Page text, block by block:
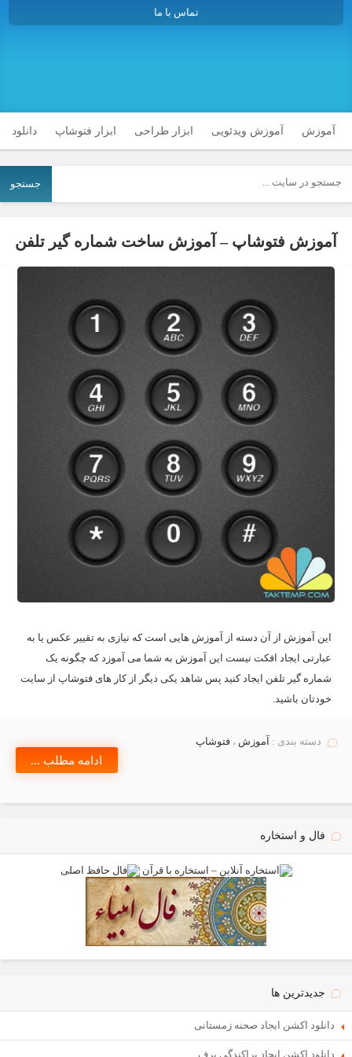
تماس با ما
آموزش آموزش ویدئویی ابزار طراحی ابزار فتوشاپ دانلود
جستجو
آموزش فتوشاپ – آموزش ساخت شماره گیر تلفن
این آموزش از آن دسته از آموزش هایی است که نیازی به تقییر عکس یا به
عبارتی ایجاد افکت نیست این آموزش به شما می آموزد که چگونه یک
شماره گیر تلفن ایجاد کنید پس شاهد یکی دیگر از کار های فتوشاپ از سایت
خودتان باشید.
دسته بندی : آموزش ،فتوشاپ
ادامه مطلب ...
فال و استخاره
جدیدترین ها
دانلود اکشن ایجاد صحنه زمستانی
دانلود اکشن ایجاد پراکندگی برف